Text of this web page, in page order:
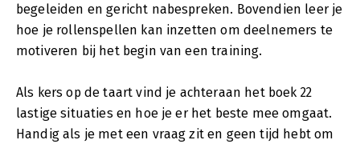
begeleiden en gericht nabespreken. Bovendien leer je
hoe je rollenspellen kan inzetten om deelnemers te
motiveren bij het begin van een training.
Als kers op de taart vind je achteraan het boek 22
lastige situaties en hoe je er het beste mee omgaat.
Handig als je met een vraag zit en geen tijd hebt om